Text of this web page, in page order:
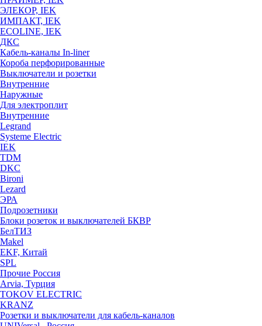
ЭЛЕКОР, IEK
ИМПАКТ, IEK
ECOLINE, IEK
ДКС
Кабель-каналы In-liner
Короба перфорированные
Выключатели и розетки
Внутренние
Наружные
Для электроплит
Внутренние
Legrand
Systeme Electric
IEK
TDM
DKC
Bironi
Lezard
ЭРА
Подрозетники
Блоки розеток и выключателей БКВР
БелТИЗ
Makel
EKF, Китай
SPL
Прочие Россия
Arvia, Турция
TOKOV ELECTRIC
KRANZ
Розетки и выключатели для кабель-каналов